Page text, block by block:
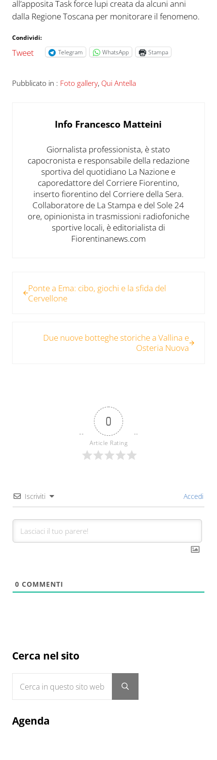
all’apposita Task force lupi creata da alcuni anni
dalla Regione Toscana per monitorare il fenomeno.
Condividi:
Tweet Telegram WhatsApp Stampa
Pubblicato in : Foto gallery, Qui Antella
Info Francesco Matteini
Giornalista professionista, è stato
capocronista e responsabile della redazione
sportiva del quotidiano La Nazione e
caporedattore del Corriere Fiorentino,
inserto fiorentino del Corriere della Sera.
Collaboratore de La Stampa e del Sole 24
ore, opinionista in trasmissioni radiofoniche
sportive locali, è editorialista di
Fiorentinanews.com
Ponte a Ema: cibo, giochi e la sfida del
Cervellone
Due nuove botteghe storiche a Vallina e
Osteria Nuova
0
Article Rating
Iscriviti Accedi
0 COMMENTI
Sidebar
Cerca nel sito
Submit search
Agenda